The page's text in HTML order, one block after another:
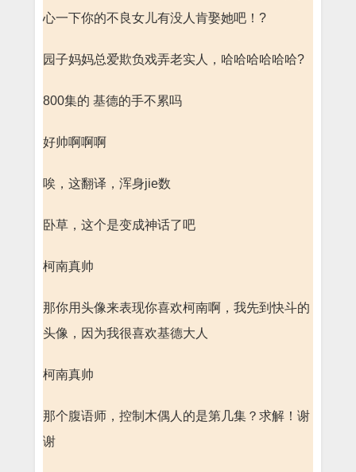
心一下你的不良女儿有没人肯娶她吧！?
园子妈妈总爱欺负戏弄老实人，哈哈哈哈哈哈?
800集的 基德的手不累吗
好帅啊啊啊
唉，这翻译，浑身jie数
卧草，这个是变成神话了吧
柯南真帅
那你用头像来表现你喜欢柯南啊，我先到快斗的
头像，因为我很喜欢基德大人
柯南真帅
那个腹语师，控制木偶人的是第几集？求解！谢
谢